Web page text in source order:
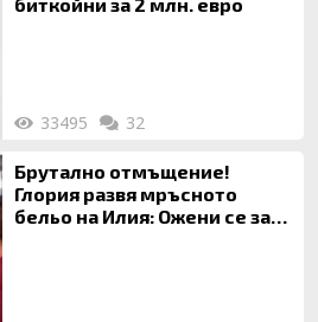
33495 32
Брутално отмъщение!
Глория развя мръсното
бельо на Илия: Ожени се за